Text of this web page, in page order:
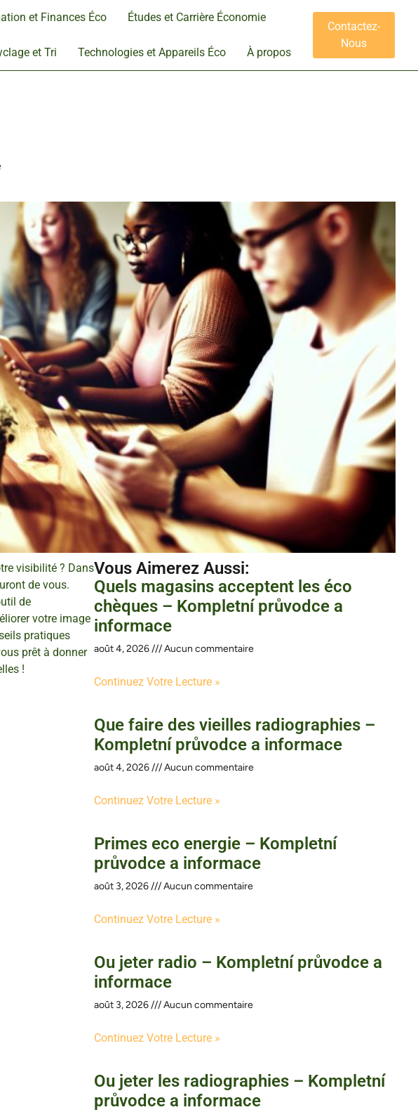
et Finances Éco Études et Carrière Économie
et Tri Technologies et Appareils Éco À propos
Contactez-
Nous
visibilité ? Dans
de vous.
de
votre image
pratiques
prêt à donner
!
Vous Aimerez Aussi :
Quels magasins acceptent les éco
chèques – Kompletní průvodce a
informace
août 4, 2026 Aucun commentaire
Continuez Votre Lecture »
Que faire des vieilles radiographies –
Kompletní průvodce a informace
août 4, 2026 Aucun commentaire
Continuez Votre Lecture »
Primes eco energie – Kompletní
průvodce a informace
août 3, 2026 Aucun commentaire
Continuez Votre Lecture »
Ou jeter radio – Kompletní průvodce a
informace
août 3, 2026 Aucun commentaire
Continuez Votre Lecture »
Ou jeter les radiographies – Kompletní
průvodce a informace